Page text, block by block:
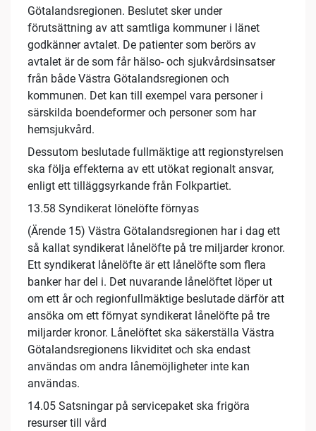
Götalandsregionen. Beslutet sker under
förutsättning av att samtliga kommuner i länet
godkänner avtalet. De patienter som berörs av
avtalet är de som får hälso- och sjukvårdsinsatser
från både Västra Götalandsregionen och
kommunen. Det kan till exempel vara personer i
särskilda boendeformer och personer som har
hemsjukvård.
Dessutom beslutade fullmäktige att regionstyrelsen
ska följa effekterna av ett utökat regionalt ansvar,
enligt ett tilläggsyrkande från Folkpartiet.
13.58 Syndikerat lönelöfte förnyas
(Ärende 15) Västra Götalandsregionen har i dag ett
så kallat syndikerat lånelöfte på tre miljarder kronor.
Ett syndikerat lånelöfte är ett lånelöfte som flera
banker har del i. Det nuvarande lånelöftet löper ut
om ett år och regionfullmäktige beslutade därför att
ansöka om ett förnyat syndikerat lånelöfte på tre
miljarder kronor. Lånelöftet ska säkerställa Västra
Götalandsregionens likviditet och ska endast
användas om andra lånemöjligheter inte kan
användas.
14.05 Satsningar på servicepaket ska frigöra
resurser till vård